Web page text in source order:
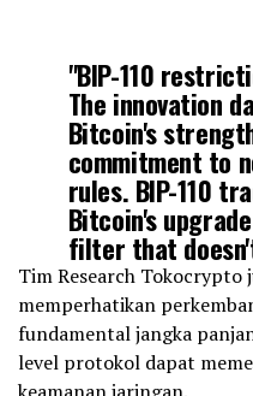
"BIP-110
The innovation
Bitcoin's
commitment to
rules. BIP-110
Bitcoin's
filter that
That's not a
— Adam Back (@adam3us)
Tim Research
memperhatikan
fundamental jangka
level protokol dapat